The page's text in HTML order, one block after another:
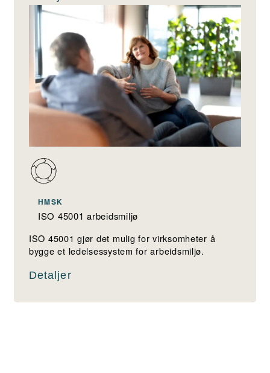
HMSK
ISO 45001 arbeidsmiljø
ISO 45001 gjør det mulig for virksomheter å
bygge et ledelsessystem for arbeidsmiljø.
Detaljer